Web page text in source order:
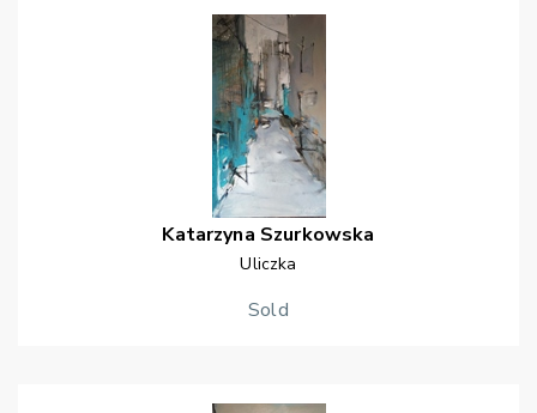
Katarzyna Szurkowska
Uliczka
Sold